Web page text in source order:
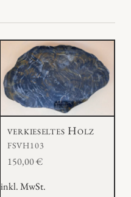
verkieseltes Holz
FSVH103
150,00€
inkl. MwSt.